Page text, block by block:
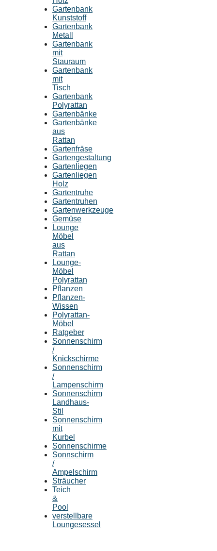
Gartenbank
Kunststoff
Gartenbank
Metall
Gartenbank
mit
Stauraum
Gartenbank
mit
Tisch
Gartenbank
Polyrattan
Gartenbänke
Gartenbänke
aus
Rattan
Gartenfräse
Gartengestaltung
Gartenliegen
Gartenliegen
Holz
Gartentruhe
Gartentruhen
Gartenwerkzeuge
Gemüse
Lounge
Möbel
aus
Rattan
Lounge-
Möbel
Polyrattan
Pflanzen
Pflanzen-
Wissen
Polyrattan-
Möbel
Ratgeber
Sonnenschirm
/
Knickschirme
Sonnenschirm
/
Lampenschirm
Sonnenschirm
Landhaus-
Stil
Sonnenschirm
mit
Kurbel
Sonnenschirme
Sonnschirm
/
Ampelschirm
Sträucher
Teich
&
Pool
verstellbare
Loungesessel